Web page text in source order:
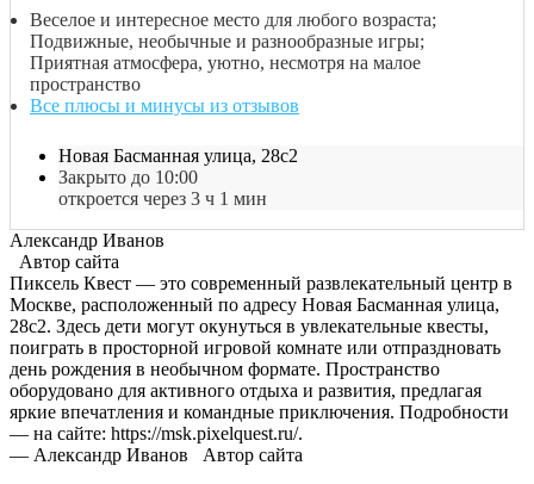
Веселое и интересное место для любого возраста;
Подвижные, необычные и разнообразные игры;
Приятная атмосфера, уютно, несмотря на малое
пространство
Все плюсы и минусы из отзывов
Новая Басманная улица, 28с2
Закрыто до 10:00
откроется через 3 ч 1 мин
Александр Иванов
Автор сайта
Пиксель Квест — это современный развлекательный центр в
Москве, расположенный по адресу Новая Басманная улица,
28с2. Здесь дети могут окунуться в увлекательные квесты,
поиграть в просторной игровой комнате или отпраздновать
день рождения в необычном формате. Пространство
оборудовано для активного отдыха и развития, предлагая
яркие впечатления и командные приключения. Подробности
— на сайте: https://msk.pixelquest.ru/.
— Александр Иванов Автор сайта